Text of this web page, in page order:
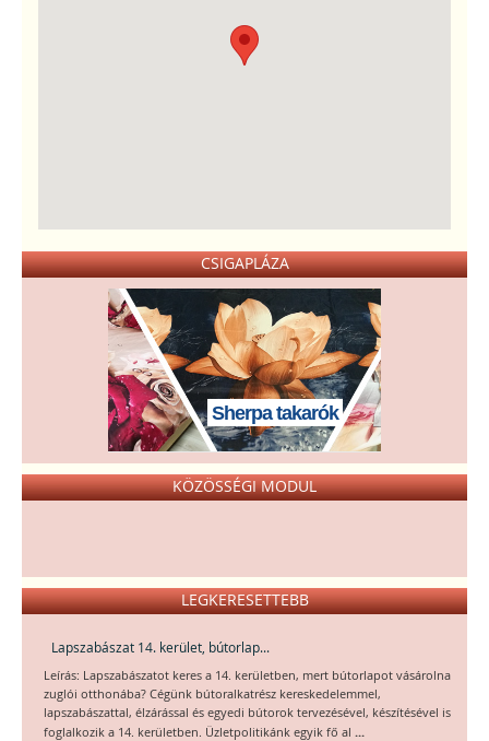
CSIGAPLÁZA
Sherpa takarók
KÖZÖSSÉGI MODUL
LEGKERESETTEBB
Lapszabászat 14. kerület, bútorlap...
Leírás: Lapszabászatot keres a 14. kerületben, mert bútorlapot vásárolna
zuglói otthonába? Cégünk bútoralkatrész kereskedelemmel,
lapszabászattal, élzárással és egyedi bútorok tervezésével, készítésével is
foglalkozik a 14. kerületben. Üzletpolitikánk egyik fő al ...